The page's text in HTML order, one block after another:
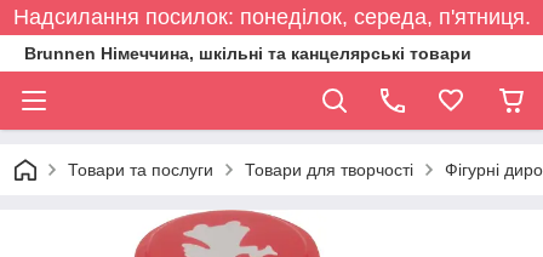
Надсилання посилок: понеділок, середа, п'ятниця.
Brunnen Німеччина, шкільні та канцелярські товари
Товари та послуги Товари для творчості Фігурні